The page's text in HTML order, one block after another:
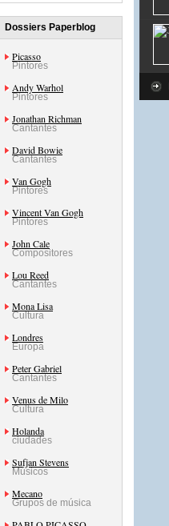
Dossiers Paperblog
Picasso
Pintores
Andy Warhol
Pintores
Jonathan Richman
Cantantes
David Bowie
Cantantes
Van Gogh
Pintores
Vincent Van Gogh
Pintores
John Cale
Compositores
Lou Reed
Cantantes
Mona Lisa
Cultura
Londres
Europa
Peter Gabriel
Cantantes
Venus de Milo
Cultura
Holanda
ciudades
Sufjan Stevens
Músicos
Mecano
Grupos de música